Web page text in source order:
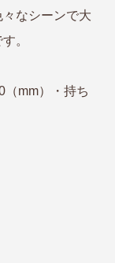
なシーンで大
。
（mm）・持ち